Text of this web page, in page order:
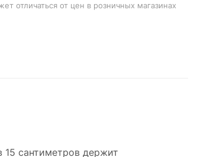
отличаться от цен в розничных магазинах
15 сантиметров держит